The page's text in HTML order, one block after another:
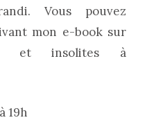
Vous pouvez
mon e-book sur
et insolites à
19h